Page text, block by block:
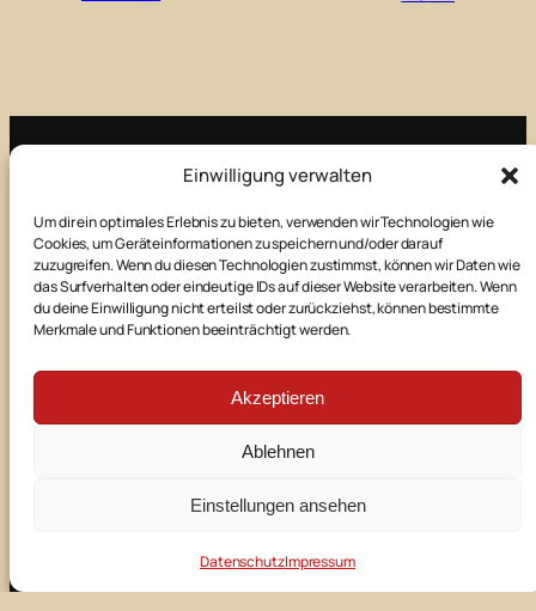
Einwilligung verwalten
Um dir ein optimales Erlebnis zu bieten, verwenden wir Technologien wie
Cookies, um Geräteinformationen zu speichern und/oder darauf
zuzugreifen. Wenn du diesen Technologien zustimmst, können wir Daten wie
das Surfverhalten oder eindeutige IDs auf dieser Website verarbeiten. Wenn
du deine Einwilligung nicht erteilst oder zurückziehst, können bestimmte
Merkmale und Funktionen beeinträchtigt werden.
Akzeptieren
Ablehnen
Einstellungen ansehen
DatenschutzImpressum
Kontakt
Datenschutz
E-MailFacebook
Instagram